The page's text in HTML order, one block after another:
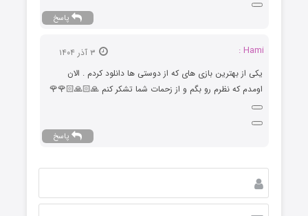
پاسخ
Hami :
یکی از بهترین بازی های که از دوستی ها دانلود کردم . الان
اومدم که نظرم رو بگم و از زحمات شما تشکر کنم 🙏🏻🙏🏻🌹🌹
پاسخ